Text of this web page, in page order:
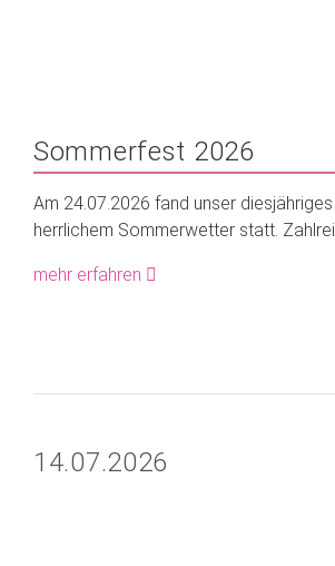
Sommerfest 2026
Am 24.07.2026 fand unser
herrlichem Sommerwetter statt.
mehr erfahren
14.07.2026